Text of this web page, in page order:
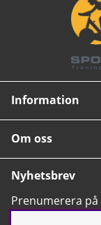
Information
Om oss
Nyhetsbrev
Prenumerera
tips, nyheter